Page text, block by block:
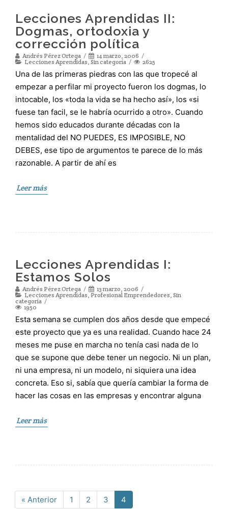
Lecciones Aprendidas II:
Dogmas, ortodoxia y
corrección política
Andrés Pérez Ortega
14 marzo, 2006
Lecciones Aprendidas, Sin categoría 2625
Una de las primeras piedras con las que tropecé al
empezar a perfilar mi proyecto fueron los dogmas, lo
intocable, los «toda la vida se ha hecho así», los «si
fuese tan facil, se le habría ocurrido a otro». Cuando
hemos sido educados durante décadas con la
mentalidad del NO PUEDES, ES IMPOSIBLE, NO
DEBES, ese tipo de argumentos te parece de lo más
razonable. A partir de ahí es
Leer más
Lecciones Aprendidas I:
Estamos Solos
Andrés Pérez Ortega
13 marzo, 2006
Lecciones Aprendidas, Profesional Emprendedores, Sin
categoría
1950
Esta semana se cumplen dos años desde que empecé
este proyecto que ya es una realidad. Cuando hace 24
meses me puse en marcha no tenía casi nada de lo
que se supone que debe tener un negocio. Ni un plan,
ni una empresa, ni un modelo, ni siquiera una idea
concreta. Eso si, sabía que quería cambiar la forma de
hacer las cosas en las empresas y encontrar alguna
Leer más
« Anterior Página
1 Página
2 Página
3 4